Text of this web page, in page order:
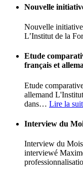
Nouvelle
Nouvelle
L’Institut de la
Etude
français et
Etude
allemand
dans… Lire la
Interview du
Interview du
interviewé